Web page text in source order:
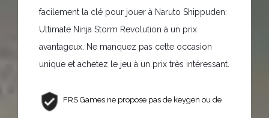
facilement la clé pour jouer à Naruto Shippuden:
Ultimate Ninja Storm Revolution à un prix
avantageux. Ne manquez pas cette occasion
unique et achetez le jeu à un prix très intéressant.
FRS Games ne propose pas de keygen ou de